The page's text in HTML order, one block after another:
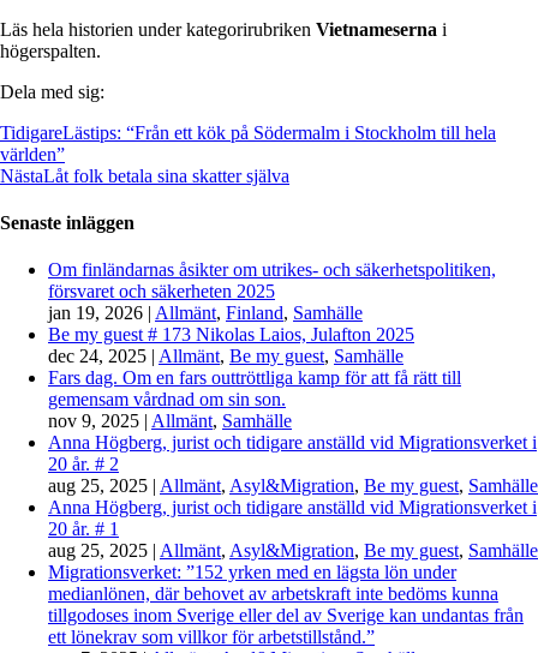
Läs hela historien under kategorirubriken Vietnameserna i
högerspalten.
Dela med sig:
TidigareLästips: “Från ett kök på Södermalm i Stockholm till hela
världen”
NästaLåt folk betala sina skatter själva
Senaste inläggen
Om finländarnas åsikter om utrikes- och säkerhetspolitiken,
försvaret och säkerheten 2025
jan 19, 2026 | Allmänt, Finland, Samhälle
Be my guest # 173 Nikolas Laios, Julafton 2025
dec 24, 2025 | Allmänt, Be my guest, Samhälle
Fars dag. Om en fars outtröttliga kamp för att få rätt till
gemensam vårdnad om sin son.
nov 9, 2025 | Allmänt, Samhälle
Anna Högberg, jurist och tidigare anställd vid Migrationsverket i
20 år. # 2
aug 25, 2025 | Allmänt, Asyl&Migration, Be my guest, Samhälle
Anna Högberg, jurist och tidigare anställd vid Migrationsverket i
20 år. # 1
aug 25, 2025 | Allmänt, Asyl&Migration, Be my guest, Samhälle
Migrationsverket: ”152 yrken med en lägsta lön under
medianlönen, där behovet av arbetskraft inte bedöms kunna
tillgodoses inom Sverige eller del av Sverige kan undantas från
ett lönekrav som villkor för arbetstillstånd.”